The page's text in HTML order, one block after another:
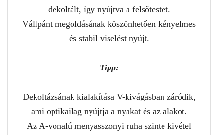
dekoltált, így nyújtva a felsőtestet.
Vállpánt megoldásának köszönhetően kényelmes
és stabil viselést nyújt.
Tipp:
Dekoltázsának kialakítása V-kivágásban záródik,
ami optikailag nyújtja a nyakat és az alakot.
Az A-vonalú menyasszonyi ruha szinte kivétel